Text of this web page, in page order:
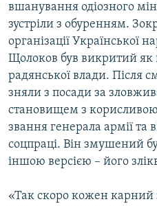
вшанування одіозного
зустріли з обуренням.
організації Української
Щолоков був викритий як
радянської влади. Після
зняли з посади за
становищем з
звання генерала армії та
соцпраці. Він змушений
іншою версією – його
«Так скоро кожен карний